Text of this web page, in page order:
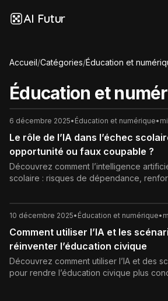
AI Futur
Accueil/Catégories/Éducation et
Éducation et
6 décembre 2025• Éducation et numérique•
Le rôle de l’IA dans l’échec
opportunité ou faux coupable ?
Découvrez comment l’intelligence
scolaire : risques de dépendance,
prévention du décrochage. Analyse
un usage responsable de l’IA à l’école.
10 décembre 2025• Éducation et numérique•
Comment utiliser l’IA et les
réinventer l’éducation civique
Découvrez comment utiliser l’IA et des
pour rendre l’éducation civique plus